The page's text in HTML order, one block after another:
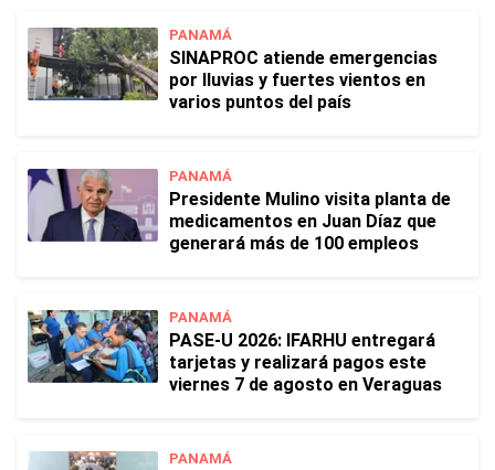
PANAMÁ
SINAPROC atiende emergencias
por lluvias y fuertes vientos en
varios puntos del país
PANAMÁ
Presidente Mulino visita planta de
medicamentos en Juan Díaz que
generará más de 100 empleos
PANAMÁ
PASE-U 2026: IFARHU entregará
tarjetas y realizará pagos este
viernes 7 de agosto en Veraguas
PANAMÁ